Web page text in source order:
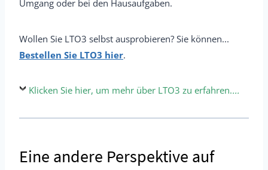
Umgang oder bei den Hausaufgaben.
Wollen Sie LTO3 selbst ausprobieren? Sie können...
Bestellen Sie LTO3 hier.
Klicken Sie hier, um mehr über LTO3 zu erfahren....
Eine andere Perspektive auf